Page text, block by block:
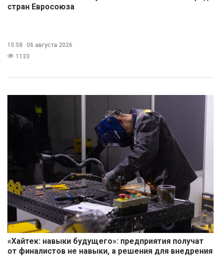
стран Евросоюза
15:58
06 августа 2026
1133
«Хайтек: навыки будущего»: предприятия получат
от финалистов не навыки, а решения для внедрения